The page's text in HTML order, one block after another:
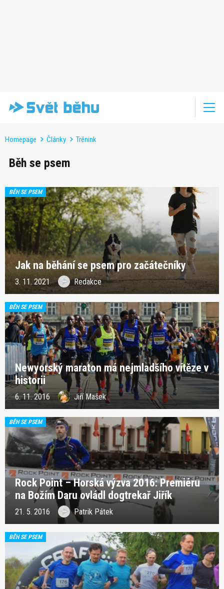
Homepage Články Trénink
Běh se psem
BĚH SE PSEM
Jak na běhání se psem pro začátečníky
3. 11. 2021 Redakce
BĚH SE PSEM
Newyorský maraton má nejmladšího vítěze v
historii
6. 11. 2016 Jiří Mašek
BĚH SE PSEM
Rock Point – Horská výzva 2016: Premiéru
na Božím Daru ovládl dogtrekař Jiřík
21. 5. 2016 Patrik Pátek
BĚH SE PSEM